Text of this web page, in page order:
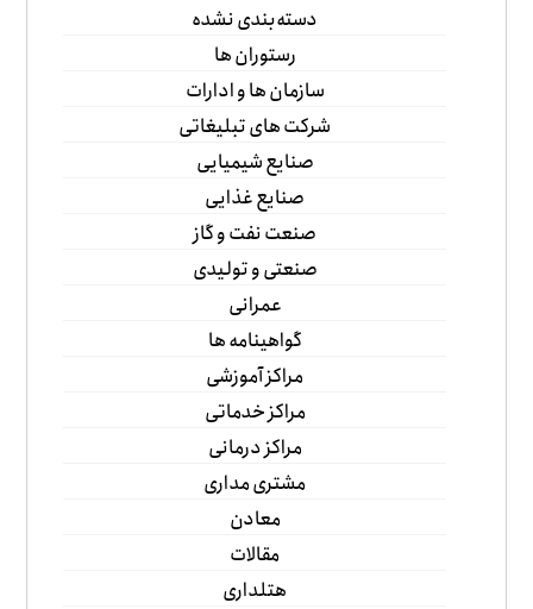
دسته‌بندی نشده
رستوران ها
سازمان ها و ادارات
شرکت های تبلیغاتی
صنایع شیمیایی
صنایع غذایی
صنعت نفت و گاز
صنعتی و تولیدی
عمرانی
گواهینامه ها
مراکز آموزشی
مراکز خدماتی
مراکز درمانی
مشتری مداری
معادن
مقالات
هتلداری